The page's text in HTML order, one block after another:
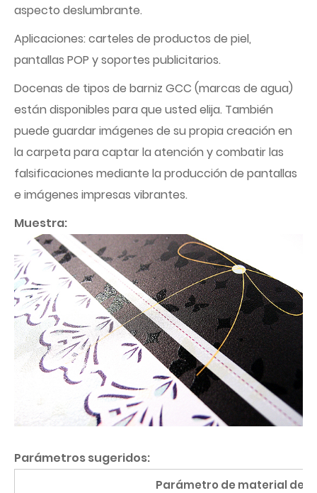
aspecto deslumbrante.
Aplicaciones: carteles de productos de piel,
pantallas POP y soportes publicitarios.
Docenas de tipos de barniz GCC (marcas de agua)
están disponibles para que usted elija. También
puede guardar imágenes de su propia creación en
la carpeta para captar la atención y combatir las
falsificaciones mediante la producción de pantallas
e imágenes impresas vibrantes.
Muestra:
Parámetros sugeridos:
Parámetro de material de la